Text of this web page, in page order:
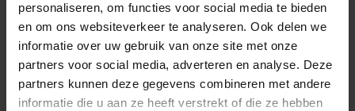
personaliseren, om functies voor social media te bieden
en om ons websiteverkeer te analyseren. Ook delen we
informatie over uw gebruik van onze site met onze
partners voor social media, adverteren en analyse. Deze
partners kunnen deze gegevens combineren met andere
informatie die u aan ze heeft verstrekt of die ze hebben